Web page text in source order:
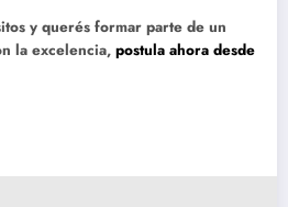
y querés formar parte de un
la excelencia, postula ahora desde